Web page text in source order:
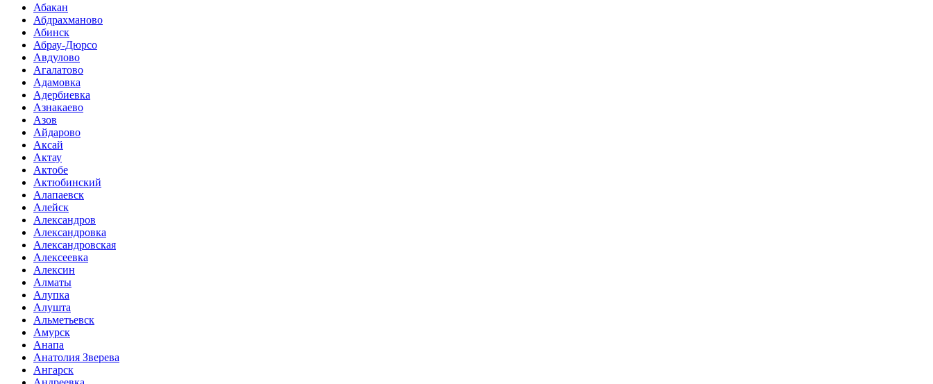
Абакан
Абдрахманово
Абинск
Абрау-Дюрсо
Авдулово
Агалатово
Адамовка
Адербиевка
Азнакаево
Азов
Айдарово
Аксай
Актау
Актобе
Актюбинский
Алапаевск
Алейск
Александров
Александровка
Александровская
Алексеевка
Алексин
Алматы
Алупка
Алушта
Альметьевск
Амурск
Анапа
Анатолия Зверева
Ангарск